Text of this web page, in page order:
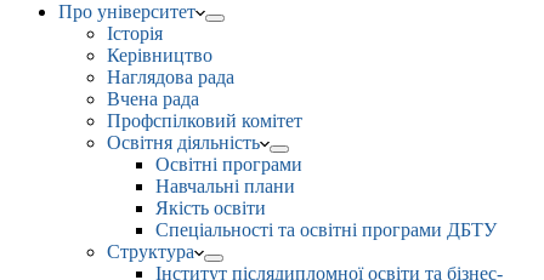
Про університет
Історія
Керівництво
Наглядова рада
Вчена рада
Профспілковий комітет
Освітня діяльність
Освітні програми
Навчальні плани
Якість освіти
Спеціальності та освітні програми ДБТУ
Структура
Інститут післядипломної освіти та бізнес-